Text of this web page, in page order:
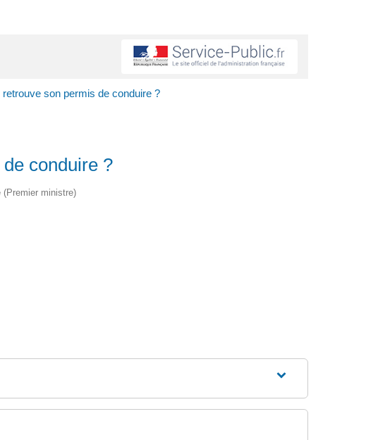
son permis de conduire ?
conduire ?
(Premier ministre)